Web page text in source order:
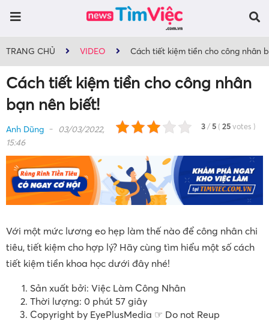
TRANG CHỦ VIDEO Cách tiết kiệm tiền cho công nhân
Cách tiết kiệm tiền cho công nhân
bạn nên biết!
3 / 5 ( 25 votes )
Anh Dũng
03/03/2022,
15:46
Với một mức lương eo hẹp làm thế nào để công nhân chi
tiêu, tiết kiệm cho hợp lý? Hãy cùng tìm hiểu một số cách
tiết kiệm tiền khoa học dưới đây nhé!
Sản xuất bởi: Việc Làm Công Nhân
Thời lượng: 0 phút 57 giây
Copyright by EyePlusMedia ☞ Do not Reup